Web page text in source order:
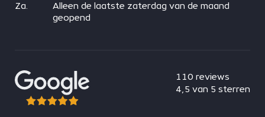
Za.
Alleen de laatste zaterdag van de maand
geopend
110 reviews
4,5 van 5 sterren